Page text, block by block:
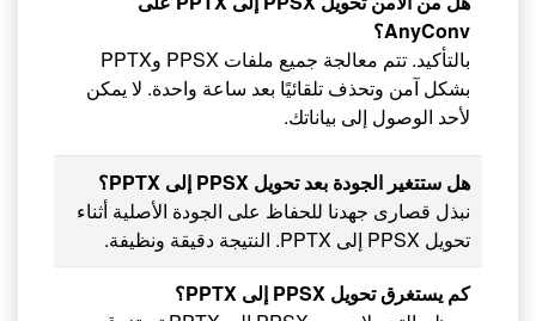
AnyConv؟
بالتأكيد. تتم معالجة جميع ملفات PPSX وPPTX
بشكل آمن وتحذف تلقائيًا بعد ساعة واحدة. لا يمكن
لأحد الوصول إلى بياناتك.
هل ستتغير الجودة بعد تحويل PPSX إلى PPTX؟
نبذل قصارى جهدنا للحفاظ على الجودة الأصلية أثناء
تحويل PPSX إلى PPTX. النتيجة دقيقة ونظيفة.
كم يستغرق تحويل PPSX إلى PPTX؟